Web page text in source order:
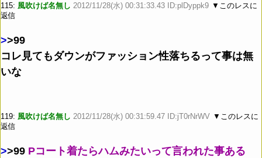
115: 風吹けば名無し 2012/11/28(水) 00:31:33.43 ID:plDyppk9 ▼このレスに
返信
>>99
コレ見てもダウンがファッション性落ちるって事は無
いな
119: 風吹けば名無し 2012/11/28(水) 00:31:59.47 ID:jT0rNrWV ▼このレスに
返信
>>99 Pコート着たらハムみたいって言われた事ある